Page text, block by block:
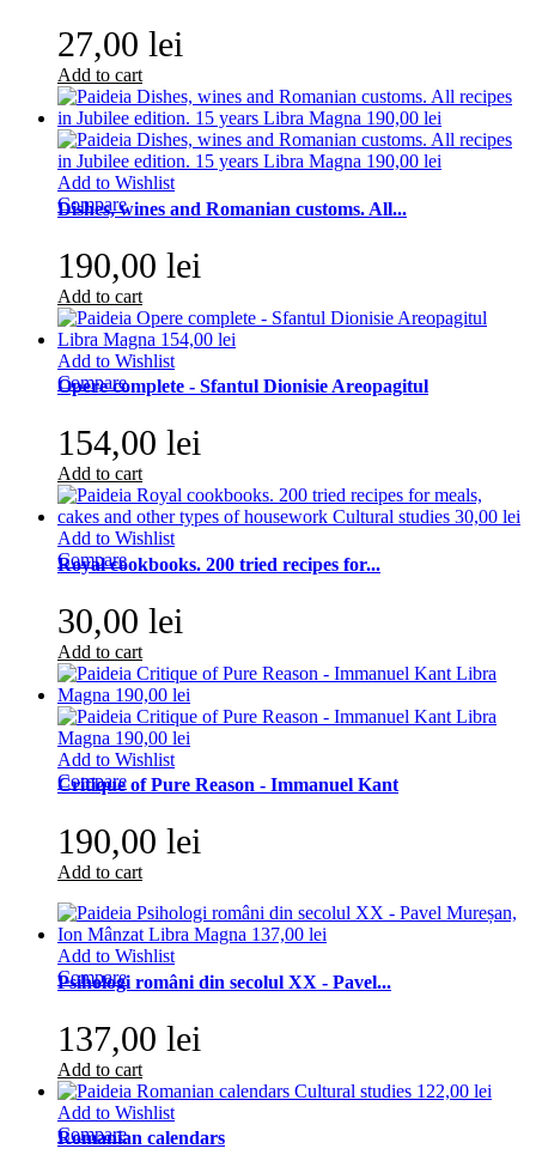
27,00 lei
Add to cart
Add to Wishlist
Compare
Dishes, wines and Romanian customs. All...
190,00 lei
Add to cart
Add to Wishlist
Compare
Opere complete - Sfantul Dionisie Areopagitul
154,00 lei
Add to cart
Add to Wishlist
Compare
Royal cookbooks. 200 tried recipes for...
30,00 lei
Add to cart
Add to Wishlist
Compare
Critique of Pure Reason - Immanuel Kant
190,00 lei
Add to cart
Add to Wishlist
Compare
Psihologi români din secolul XX - Pavel...
137,00 lei
Add to cart
Add to Wishlist
Compare
Romanian calendars